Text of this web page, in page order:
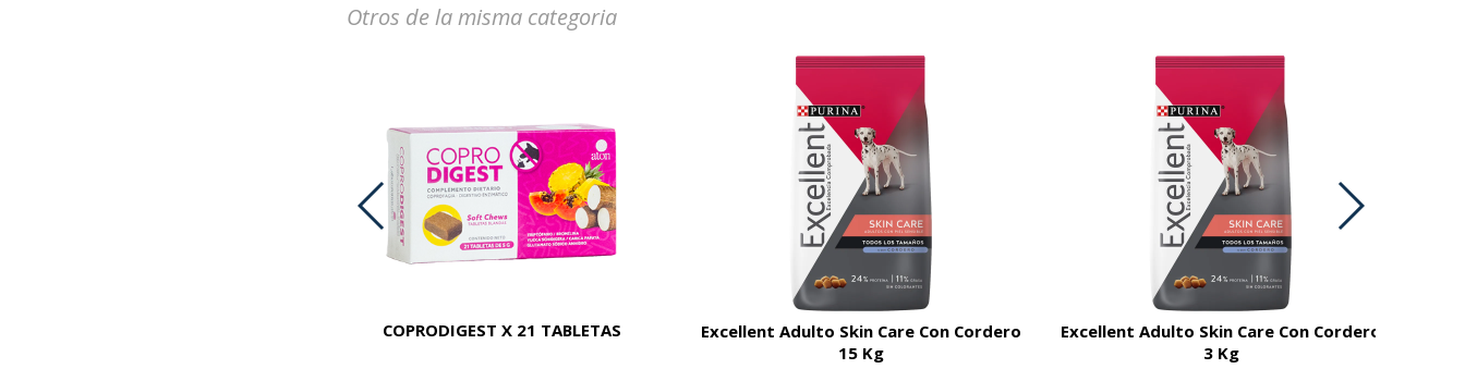
Otros de la misma categoria
COPRODIGEST X 21 TABLETAS
Excellent Adulto Skin Care Con Cordero
15 Kg
Excellent Adulto Skin Care Con Cordero
3 Kg